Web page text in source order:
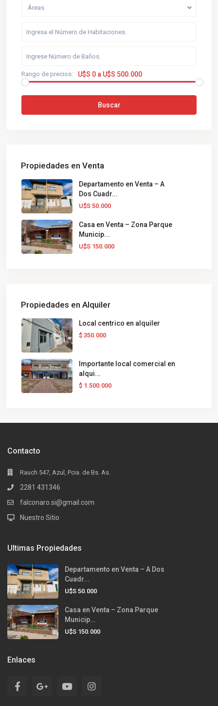
Áreas
Rango de precios: U$S 0 a U$S 500.000
Buscar
Propiedades en Venta
Departamento en Venta – A
Dos Cuadr...
U$S 50.000
Casa en Venta – Zona Parque
Municip...
U$S 150.000
Propiedades en Alquiler
Local centrico en alquiler
$ 350.000
Importante local comercial en
alqui...
$ 1.500.000
Contacto
Rauch 547, Azul, Pcia. de Bs. As.
2281 431346
falconaro.si@gmail.com
Nuestro Sitio
Ultimas Propiedades
Departamento en Venta – A Dos
Cuadr...
U$S 50.000
Casa en Venta – Zona Parque
Municip...
U$S 150.000
Enlaces